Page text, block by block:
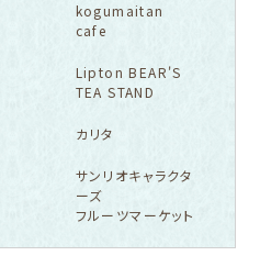
kogumaitan
cafe
Lipton BEAR'S
TEA STAND
カリタ
サンリオキャラクタ
ーズ
フルーツマーケット